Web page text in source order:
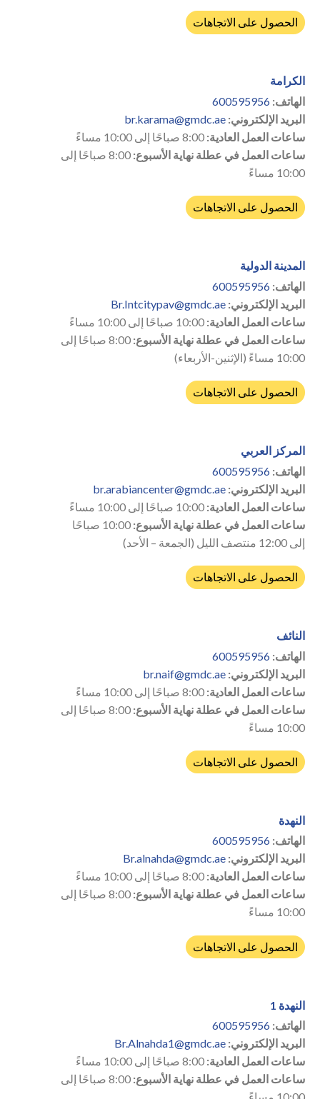
الحصول على الاتجاهات
الكرامة
الهاتف: 600595956
البريد الإلكتروني: br.karama@gmdc.ae
ساعات العمل العادية:
ساعات العمل في عطلة نهاية الأسبوع:
8:00 صباحًا إلى
10:00 مساءً
الحصول على الاتجاهات
المدينة الدولية
الهاتف: 600595956
البريد الإلكتروني: Br.Intcitypav@gmdc.ae
ساعات العمل العادية:
ساعات العمل في عطلة نهاية الأسبوع:
8:00 صباحًا إلى
10:00 مساءً (الإثنين-الأربعاء)
الحصول على الاتجاهات
المركز العربي
الهاتف: 600595956
البريد الإلكتروني: br.arabiancenter@gmdc.ae
ساعات العمل العادية:
ساعات العمل في عطلة نهاية الأسبوع:
10:00 صباحًا
إلى 12:00 منتصف الليل (الجمعة – الأحد)
الحصول على الاتجاهات
النائف
الهاتف: 600595956
البريد الإلكتروني: br.naif@gmdc.ae
ساعات العمل العادية:
ساعات العمل في عطلة نهاية الأسبوع:
8:00 صباحًا إلى
10:00 مساءً
الحصول على الاتجاهات
النهدة
الهاتف: 600595956
البريد الإلكتروني: Br.alnahda@gmdc.ae
ساعات العمل العادية:
ساعات العمل في عطلة نهاية الأسبوع:
8:00 صباحًا إلى
10:00 مساءً
الحصول على الاتجاهات
النهدة 1
الهاتف: 600595956
البريد الإلكتروني: Br.Alnahda1@gmdc.ae
ساعات العمل العادية:
ساعات العمل في عطلة نهاية الأسبوع:
8:00 صباحًا إلى